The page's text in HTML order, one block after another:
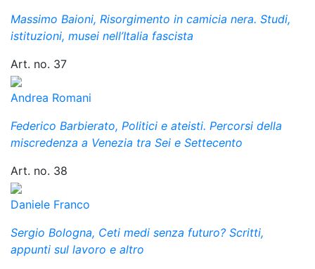
Massimo Baioni, Risorgimento in camicia nera. Studi,
istituzioni, musei nell’Italia fascista
Art. no. 37
Andrea Romani
Federico Barbierato, Politici e ateisti. Percorsi della
miscredenza a Venezia tra Sei e Settecento
Art. no. 38
Daniele Franco
Sergio Bologna, Ceti medi senza futuro? Scritti,
appunti sul lavoro e altro